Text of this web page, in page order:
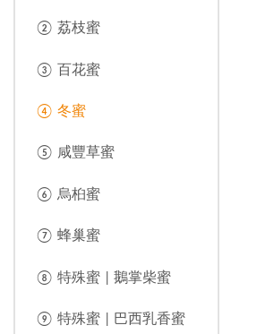
② 荔枝蜜
③ 百花蜜
④ 冬蜜
⑤ 咸豐草蜜
⑥ 烏桕蜜
⑦ 蜂巢蜜
⑧ 特殊蜜 | 鵝掌柴蜜
⑨ 特殊蜜 | 巴西乳香蜜